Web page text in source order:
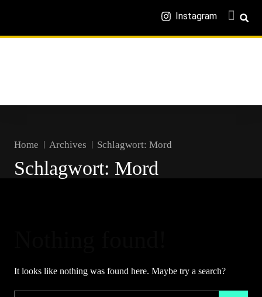
Instagram
Home Archives Schlagwort: Mord
Schlagwort: Mord
It looks like nothing was found here. Maybe try a search?